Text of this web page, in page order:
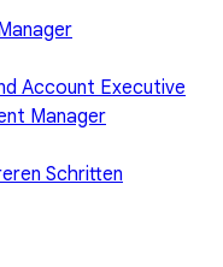
Account Executive
Manager
Schritten